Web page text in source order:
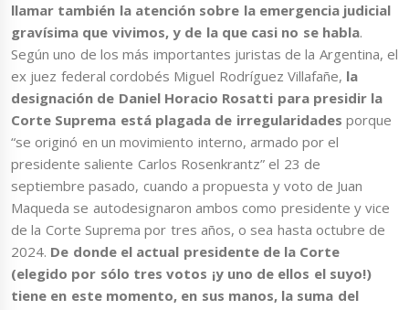
llamar también la atención sobre la emergencia judicial
gravísima que vivimos, y de la que casi no se habla.
Según uno de los más importantes juristas de la Argentina, el
ex juez federal cordobés Miguel Rodríguez Villafañe, la
designación de Daniel Horacio Rosatti para presidir la
Corte Suprema está plagada de irregularidades porque
“se originó en un movimiento interno, armado por el
presidente saliente Carlos Rosenkrantz” el 23 de
septiembre pasado, cuando a propuesta y voto de Juan
Maqueda se autodesignaron ambos como presidente y vice
de la Corte Suprema por tres años, o sea hasta octubre de
2024. De donde el actual presidente de la Corte
(elegido por sólo tres votos ¡y uno de ellos el suyo!)
tiene en este momento, en sus manos, la suma del